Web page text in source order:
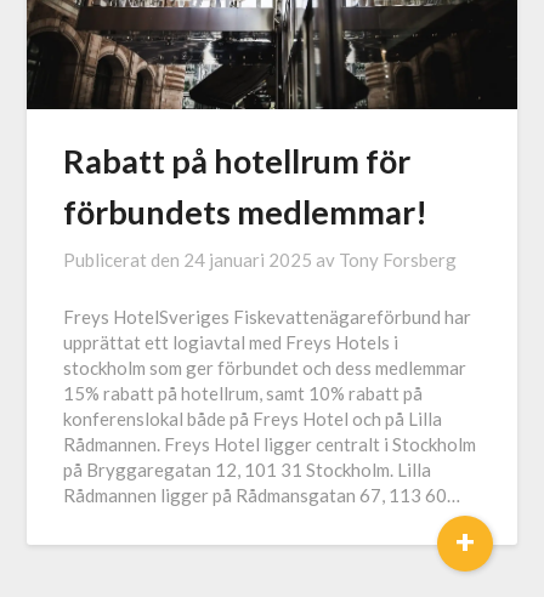
Rabatt på hotellrum för
förbundets medlemmar!
Publicerat den 24 januari 2025 av Tony Forsberg
Freys HotelSveriges Fiskevattenägareförbund har
upprättat ett logiavtal med Freys Hotels i
stockholm som ger förbundet och dess medlemmar
15% rabatt på hotellrum, samt 10% rabatt på
konferenslokal både på Freys Hotel och på Lilla
Rådmannen. Freys Hotel ligger centralt i Stockholm
på Bryggaregatan 12, 101 31 Stockholm. Lilla
Rådmannen ligger på Rådmansgatan 67, 113 60…
+